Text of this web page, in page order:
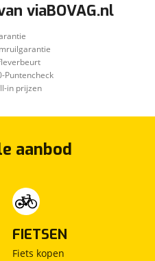
viaBOVAG.nl
Puntencheck
in prijzen
aanbod
FIETSEN
Fiets kopen